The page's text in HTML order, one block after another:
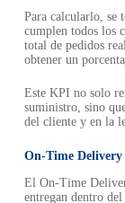
Para calcularlo, se
cumplen todos los
total de pedidos
obtener un
Este KPI no solo
suministro, sino
del cliente y en la
On-Time Delivery
El On-Time
entregan dentro